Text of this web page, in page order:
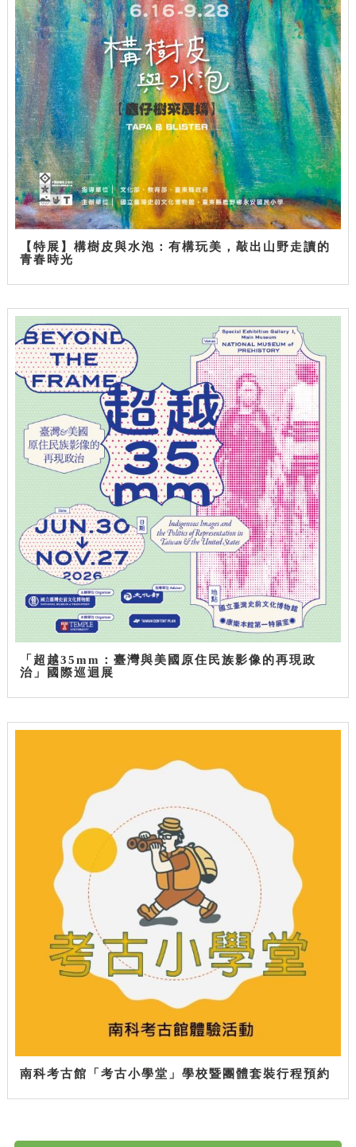
【特展】構樹皮與水泡：有構玩美，敲出山野走讀的
青春時光
「超越35mm：臺灣與美國原住民族影像的再現政
治」國際巡迴展
南科考古館「考古小學堂」學校暨團體套裝行程預約